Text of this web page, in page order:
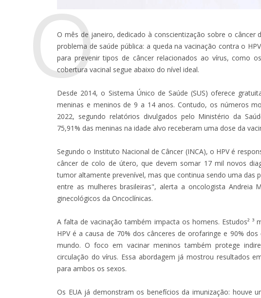
O
O mês de janeiro, dedicado à conscientização sobre o câncer
problema de saúde pública: a queda na vacinação contra o
para prevenir tipos de câncer relacionados ao vírus, como
cobertura vacinal segue abaixo do nível ideal.
Desde 2014, o Sistema Único de Saúde (SUS) oferece
meninas e meninos de 9 a 14 anos. Contudo, os números
2022, segundo relatórios divulgados pelo Ministério da
75,91% das meninas na idade alvo receberam uma dose da
Segundo o Instituto Nacional de Câncer (INCA), o HPV é
câncer de colo de útero, que devem somar 17 mil novos
tumor altamente prevenível, mas que continua sendo uma das
entre as mulheres brasileiras", alerta a oncologista Andreia
ginecológicos da Oncoclínicas.
A falta de vacinação também impacta os homens. Estudos² ³
HPV é a causa de 70% dos cânceres de orofaringe e 90%
mundo. O foco em vacinar meninos também protege
circulação do vírus. Essa abordagem já mostrou resultados
para ambos os sexos.
Os EUA já demonstram os benefícios da imunização: houve